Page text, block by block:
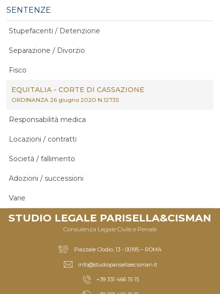
SENTENZE
Stupefacenti / Detenzione
Separazione / Divorzio
Fisco
EQUITALIA - CORTE DI CASSAZIONE
ORDINANZA 26 giugno 2020 N.12735
Responsabilità medica
Locazioni / contratti
Società / fallimento
Adozioni / successioni
Varie
STUDIO LEGALE PARISELLA&CISMAN
Consulenza Legale Civile e Penale
Piazzale Clodio, 13 - 00195 – ROMA
info@studioparisellaecisman.it
+39 331 466 15 15